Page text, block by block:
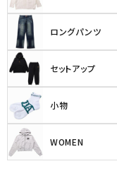
ロングパンツ
セットアップ
小物
WOMEN